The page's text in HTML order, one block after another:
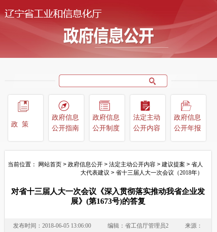
政策
政府信息
公开指南
政府信息
公开制度
法定主动
公开内容
政府信息
公开年报
当前位置： 网站首页> 政府信息公开> 法定主动公开内容> 建议提案 > 省人
大代表建议 > 省十三届人大一次会议（2018年）
对省十三届人大一次会议《深入贯彻落实推动我省企业发
展》(第1673号)的答复
发布时间：2018-06-05 13:06:00 编辑：省工信厅管理员2 来源：